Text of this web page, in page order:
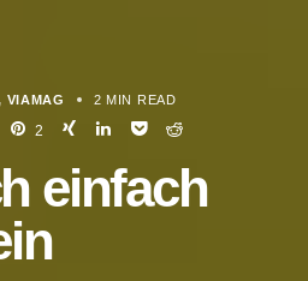
VIAMAG 2 MIN READ
2
einfach